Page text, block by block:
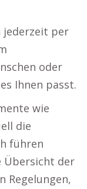
jederzeit per
oder
Ihnen passt.
wie
die
führen
Übersicht der
Regelungen,